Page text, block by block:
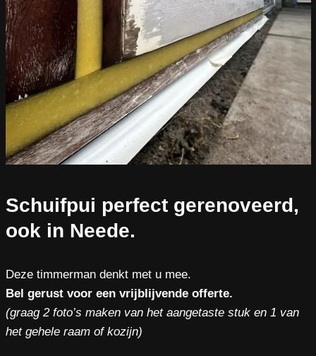
Schuifpui perfect gerenoveerd,
ook in Neede.
Deze timmerman denkt met u mee.
Bel gerust voor een vrijblijvende offerte.
(graag 2 foto’s maken van het aangetaste stuk en 1 van
het gehele raam of kozijn)